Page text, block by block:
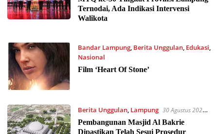
Ternodai, Ada Indikasi Intervensi
Walikota
Bandar Lampung, Berita Unggulan, Edukasi,
Nasional
9 Oktober 2023 12:29
Film ‘Heart Of Stone’
Berita Unggulan, Lampung 30 Agustus 2023
20:28
Pembangunan Masjid Al Bakrie
Dipastikan Telah Sesui Prosedur